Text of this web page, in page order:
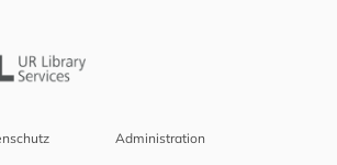
Administration